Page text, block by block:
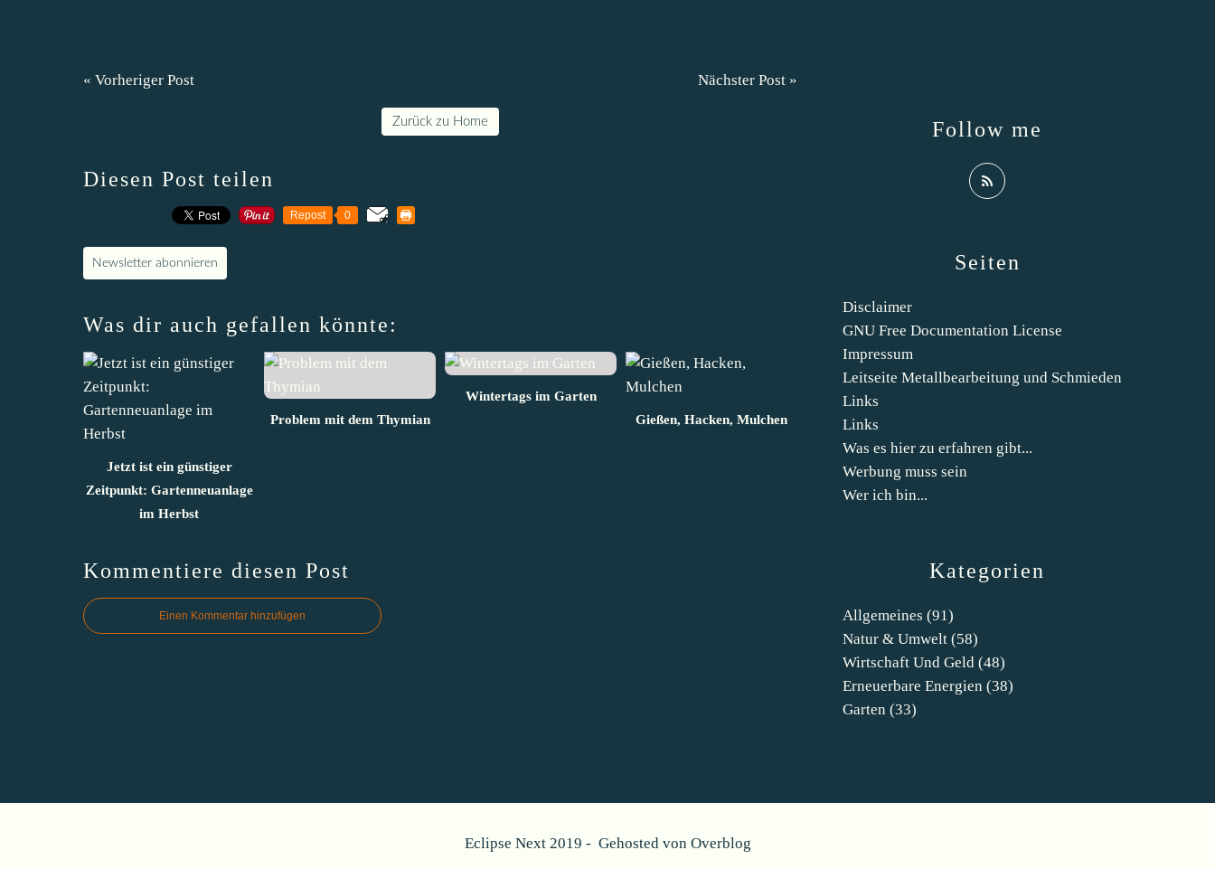
« Vorheriger Post Nächster Post »
Zurück zu Home
Diesen Post teilen
Repost 0
Newsletter abonnieren
Was dir auch gefallen könnte:
Jetzt ist ein günstiger
Zeitpunkt: Gartenneuanlage
im Herbst
Problem mit dem Thymian
Wintertags im Garten
Gießen, Hacken, Mulchen
Kommentiere diesen Post
Einen Kommentar hinzufügen
Kategorien
Allgemeines (91)
Natur & Umwelt (58)
Wirtschaft Und Geld (48)
Erneuerbare Energien (38)
Garten (33)
Seiten
Disclaimer
GNU Free Documentation License
Impressum
Leitseite Metallbearbeitung und Schmieden
Links
Links
Was es hier zu erfahren gibt...
Werbung muss sein
Wer ich bin...
Follow me
Eclipse Next 2019 - Gehosted von Overblog